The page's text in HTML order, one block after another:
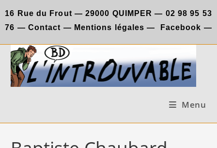
to
content
16 Rue du Frout —29000 QUIMPER — 02 98 95 53
76 — Contact — Mentions légales — Facebook —
Menu